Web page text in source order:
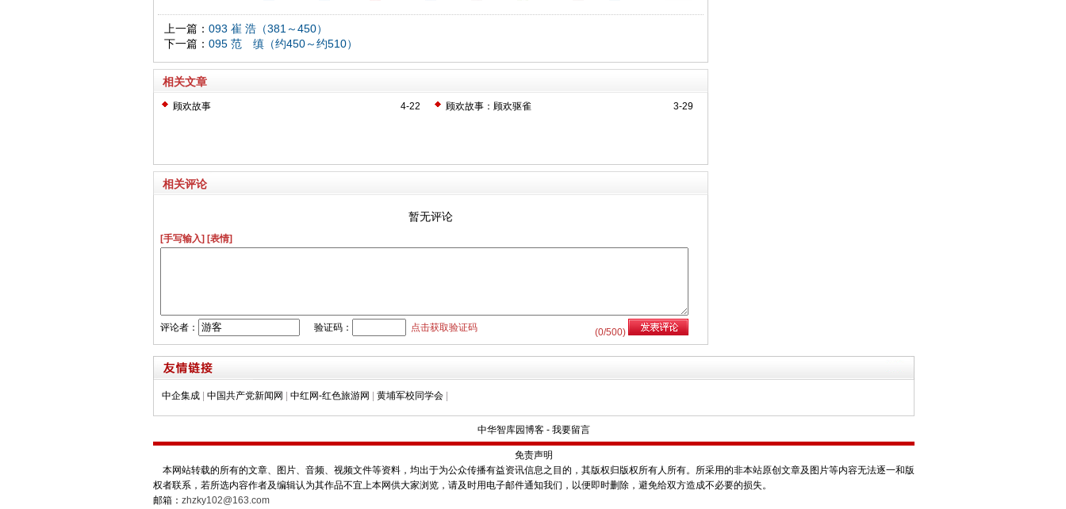
上一篇： 093 崔 浩（381～450）
下一篇： 095 范 缜（约450～约510）
相关文章
4-22
顾欢故事 3-29
顾欢故事：顾欢驱雀
相关评论
暂无评论
[手写输入] [表情]
(0/500)
评论者： 验证码： 点击获取验证码
中企集成 中国共产党新闻网 中红网-红色旅游网 黄埔军校同学会
中华智库园博客- 我要留言
免责声明
本网站转载的所有的文章、图片、音频、视频文件等资料，均出于为公众传播有益资讯信息之目的，其版权归版权所有人所有。所采用的非本站原创文章及图片等内容无法逐一和版
权者联系，若所选内容作者及编辑认为其作品不宜上本网供大家浏览，请及时用电子邮件通知我们，以便即时删除，避免给双方造成不必要的损失。
邮箱： zhzky102@163.com